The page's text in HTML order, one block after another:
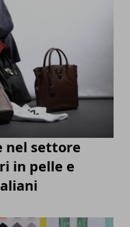
nel settore
in pelle e